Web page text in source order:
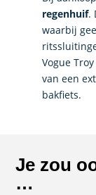
regenhuif.
waarbij
Vogue
van een
bakfiets.
Je zou
…